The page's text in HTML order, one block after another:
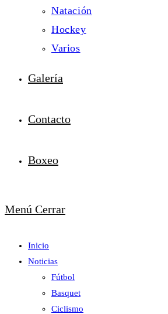
Natación
Hockey
Varios
Galería
Contacto
Boxeo
Menú Cerrar
Inicio
Noticias
Fútbol
Basquet
Ciclismo